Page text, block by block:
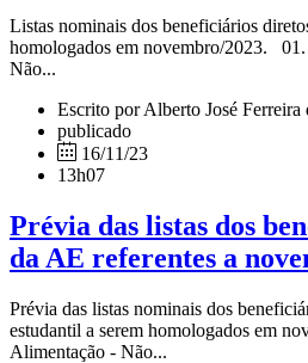
Listas nominais dos beneficiários
homologados em novembro/2023.
Não...
Escrito por Alberto José Ferreira
publicado
16/11/23
13h07
Prévia das listas dos
da AE referentes a
Prévia das listas nominais dos
estudantil a serem homologados em
Alimentação - Não...